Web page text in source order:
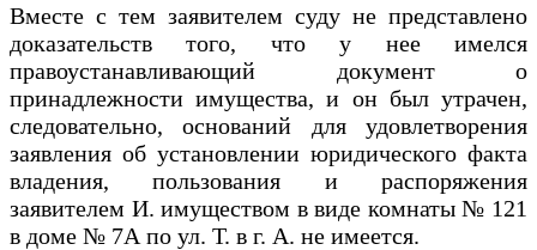
Вместе с тем заявителем суду не представлено
доказательств того, что у нее имелся
правоустанавливающий документ о
принадлежности имущества, и он был утрачен,
следовательно, оснований для удовлетворения
заявления об установлении юридического факта
владения, пользования и распоряжения
заявителем И. имуществом в виде комнаты № 121
в доме № 7А по ул. Т. в г. А. не имеется.